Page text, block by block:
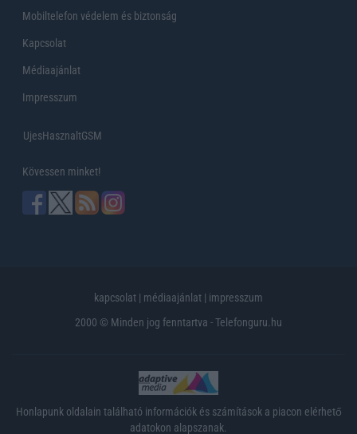
Mobiltelefon védelem és biztonság
Kapcsolat
Médiaajánlat
Impresszum
UjesHasznaltGSM
Kövessen minket!
kapcsolat | médiaajánlat | impresszum
2000 © Minden jog fenntartva - Telefonguru.hu
Honlapunk oldalain található információk és számítások a piacon elérhető
adatokon alapszanak.